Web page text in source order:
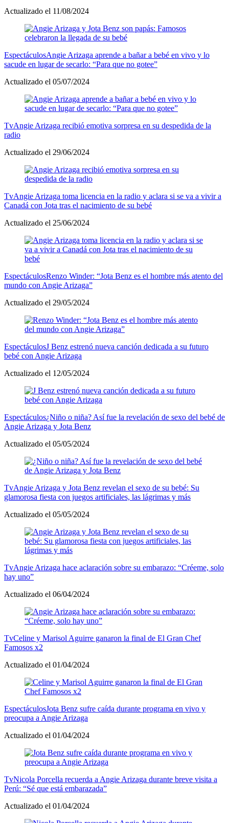
Actualizado el 11/08/2024
EspectáculosAngie Arizaga aprende a bañar a bebé en vivo y lo
sacude en lugar de secarlo: “Para que no gotee”
Actualizado el 05/07/2024
TvAngie Arizaga recibió emotiva sorpresa en su despedida de la
radio
Actualizado el 29/06/2024
TvAngie Arizaga toma licencia en la radio y aclara si se va a vivir a
Canadá con Jota tras el nacimiento de su bebé
Actualizado el 25/06/2024
EspectáculosRenzo Winder: “Jota Benz es el hombre más atento del
mundo con Angie Arizaga”
Actualizado el 29/05/2024
EspectáculosJ Benz estrenó nueva canción dedicada a su futuro
bebé con Angie Arizaga
Actualizado el 12/05/2024
Espectáculos¿Niño o niña? Así fue la revelación de sexo del bebé de
Angie Arizaga y Jota Benz
Actualizado el 05/05/2024
TvAngie Arizaga y Jota Benz revelan el sexo de su bebé: Su
glamorosa fiesta con juegos artificiales, las lágrimas y más
Actualizado el 05/05/2024
TvAngie Arizaga hace aclaración sobre su embarazo: “Créeme, solo
hay uno”
Actualizado el 06/04/2024
TvCeline y Marisol Aguirre ganaron la final de El Gran Chef
Famosos x2
Actualizado el 01/04/2024
EspectáculosJota Benz sufre caída durante programa en vivo y
preocupa a Angie Arizaga
Actualizado el 01/04/2024
TvNicola Porcella recuerda a Angie Arizaga durante breve visita a
Perú: “Sé que está embarazada”
Actualizado el 01/04/2024